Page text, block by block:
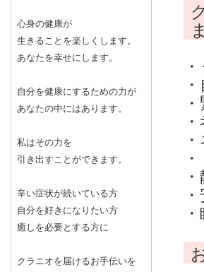
心身の健康が
生きることを楽しくします。
あなたを幸せにします。
自分を健康にするための力が
あなたの中にはあります。
私はその力を
引き出すことができます。
辛い症状が続いている方
自分を好きになりたい方
癒しを必要とする方に
クラニオを届けるお手伝いを